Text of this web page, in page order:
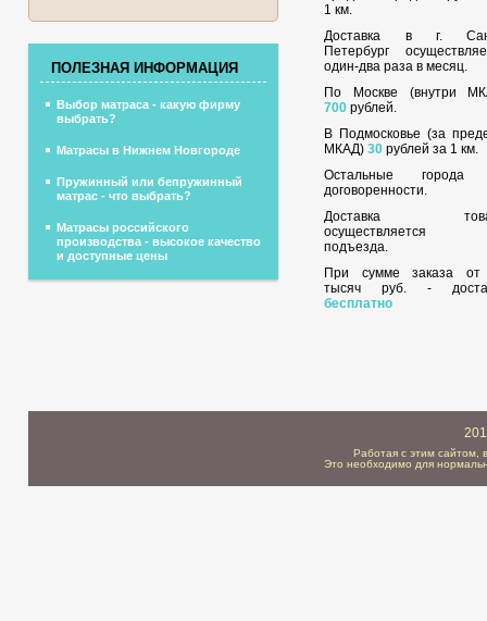
1 км.
Доставка в г.
Петербург
один-два раза в месяц.
По Москве (внутри
700 рублей.
В Подмосковье (за
МКАД)30 рублей за 1 км.
Остальные города
договоренности.
Доставка
осуществляется
подъезда.
При сумме заказа
тысяч руб. -
бесплатно
ПОЛЕЗНАЯ ИНФОРМАЦИЯ
Выбор матраса - какую фирму
выбрать?
Матрасы в Нижнем Новгороде
Пружинный или бепружинный
матрас - что выбрать?
Матрасы российского
производства - высокое качество
и доступные цены
Работая с этим сайтом,
Это необходимо для